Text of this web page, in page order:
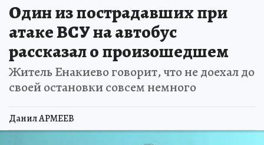
Один из пострадавших при
атаке ВСУ на автобус
рассказал о произошедшем
Житель Енакиево говорит, что не доехал до
своей остановки совсем немного
Данил АРМЕЕВ